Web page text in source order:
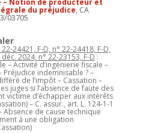
Notion de producteur et
du préjudice, CA
03705
24421, F-D, n° 22-24418, F-D,
2024, n° 22-23153, F-D :
– Activité d’ingénierie fiscale –
Préjudice indemnisable ? –
de l’impôt – Cassation –
juges si l’absence de faute des
victime d’échapper aux intérêts
– C. assur., art. L. 124-1-1
de cause technique
à une obligation